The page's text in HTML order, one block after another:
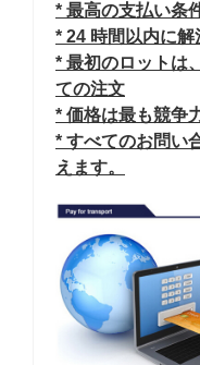
* 最高の支払い条
* 24 時間以内に
* 最初のロットは
ての注文
* 価格は最も競争
* すべてのお問い
えます。